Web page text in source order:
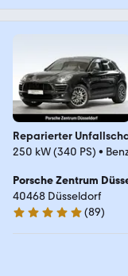
Reparierter
250 kW (340 PS) •
Porsche Zentrum
Sportwagen
40468 Düsseldorf
4.9 Sterne
(89)